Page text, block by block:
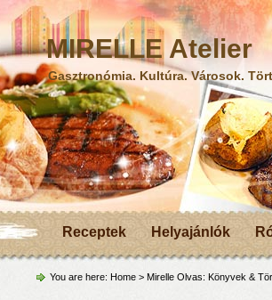
MIRELLE Atelier
Gasztronómia. Kultúra. Városok.
Receptek Helyajánlók
You are here: Home > Mirelle Olvas: Könyvek &